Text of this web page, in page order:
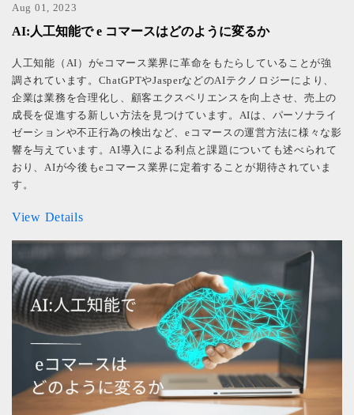
Aug 01, 2023
AI:人工知能で e コマースはどのように変るか
人工知能（AI）がeコマース業界に革命をもたらしていることが強
調されています。ChatGPTやJasperなどのAIテクノロジーにより、
企業は業務を合理化し、顧客エクスペリエンスを向上させ、売上の
成長を促進する新しい方法を見つけています。AIは、パーソナライ
ゼーションや不正行為の検出など、eコマースの運営方法に様々な影
響を与えています。AI導入による利点と課題についても述べられて
おり、AIが今後もeコマース業界に定着することが期待されていま
す。
View Details